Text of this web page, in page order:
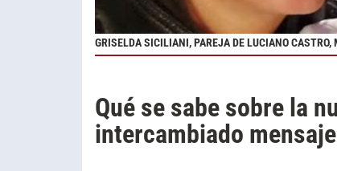
GRISELDA SICILIANI, PAREJA DE LUCIANO
Qué se sabe sobre la
intercambiado